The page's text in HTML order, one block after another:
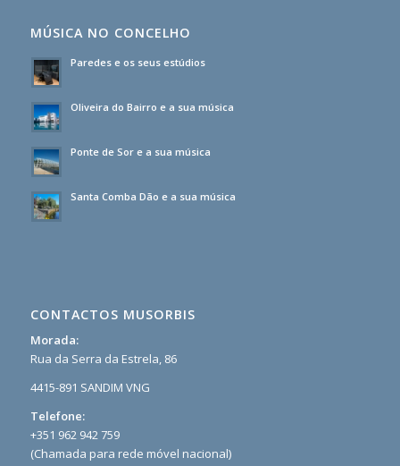
MÚSICA NO CONCELHO
Paredes e os seus estúdios
Oliveira do Bairro e a sua música
Ponte de Sor e a sua música
Santa Comba Dão e a sua música
CONTACTOS MUSORBIS
Morada:
Rua da Serra da Estrela, 86
4415-891 SANDIM VNG
Telefone:
+351 962 942 759
(Chamada para rede móvel nacional)